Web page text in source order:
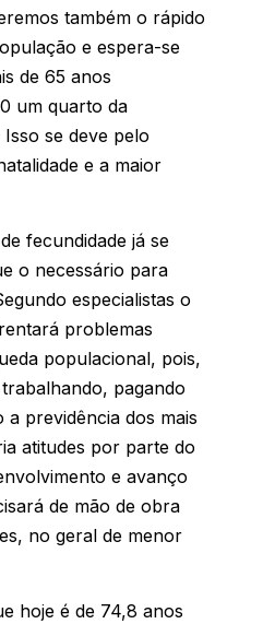
também o rápido
e espera-se
de 65 anos
um quarto da
se deve pelo
e a maior
fecundidade já se
o necessário para
especialistas o
problemas
populacional, pois,
pagando
a previdência dos mais
atitudes por parte do
e avanço
de mão de obra
no geral de menor
hoje é de 74,8 anos